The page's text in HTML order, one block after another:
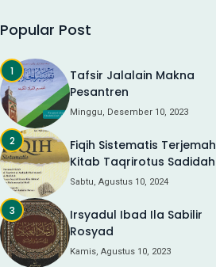
Popular Post
Tafsir Jalalain Makna
Pesantren
Minggu, Desember 10, 2023
Fiqih Sistematis Terjemah
Kitab Taqrirotus Sadidah
Sabtu, Agustus 10, 2024
Irsyadul Ibad Ila Sabilir
Rosyad
Kamis, Agustus 10, 2023